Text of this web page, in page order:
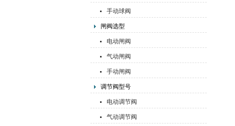
手动球阀
闸阀选型
电动闸阀
气动闸阀
手动闸阀
调节阀型号
电动调节阀
气动调节阀